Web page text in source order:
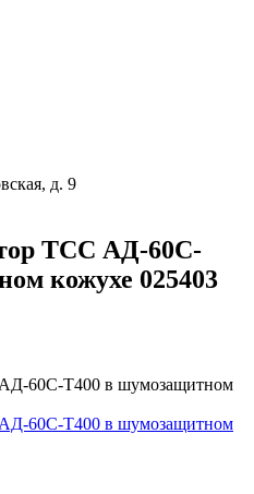
д. 9
ТСС АД-60С-
кожухе 025403
60С-Т400 в шумозащитном